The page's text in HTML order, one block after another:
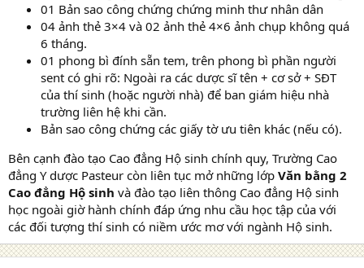
01 Bản sao công chứng chứng minh thư nhân dân
04 ảnh thẻ 3×4 và 02 ảnh thẻ 4×6 ảnh chụp không quá
6 tháng.
01 phong bì đính sẵn tem, trên phong bì phần người
sent có ghi rõ: Ngoài ra các dược sĩ tên + cơ sở + SĐT
của thí sinh (hoặc người nhà) để ban giám hiệu nhà
trường liên hệ khi cần.
Bản sao công chứng các giấy tờ ưu tiên khác (nếu có).
Bên cạnh đào tạo Cao đẳng Hộ sinh chính quy, Trường Cao
đẳng Y dược Pasteur còn liên tục mở những lớp Văn bằng 2
Cao đẳng Hộ sinh và đào tạo liên thông Cao đẳng Hộ sinh
học ngoài giờ hành chính đáp ứng nhu cầu học tập của với
các đối tượng thí sinh có niềm ước mơ với ngành Hộ sinh.